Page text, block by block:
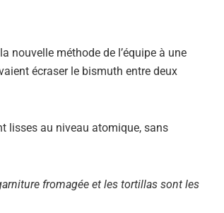
nouvelle méthode de l’équipe à une
écraser le bismuth entre deux
lisses au niveau atomique, sans
fromagée et les tortillas sont les